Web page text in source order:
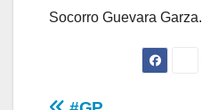
Socorro Guevara Garza.